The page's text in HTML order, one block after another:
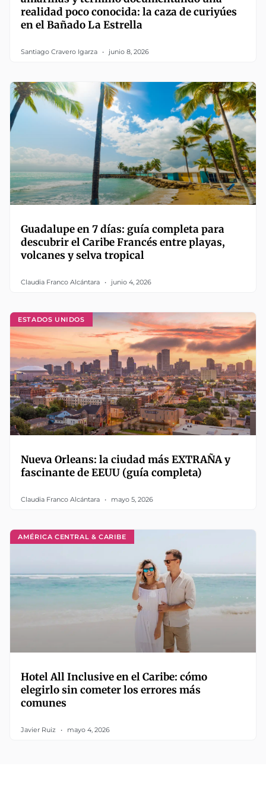
realidad poco conocida: la caza de curiyúes
en el Bañado La Estrella
Santiago Cravero Igarza junio 8, 2026
Guadalupe en 7 días: guía completa para
descubrir el Caribe Francés entre playas,
volcanes y selva tropical
Claudia Franco Alcántara junio 4, 2026
ESTADOS UNIDOS
Nueva Orleans: la ciudad más EXTRAÑA y
fascinante de EEUU (guía completa)
Claudia Franco Alcántara mayo 5, 2026
AMÉRICA CENTRAL & CARIBE
Hotel All Inclusive en el Caribe: cómo
elegirlo sin cometer los errores más
comunes
Javier Ruiz mayo 4, 2026